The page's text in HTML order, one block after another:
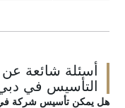
شائعة عن عقد
في دبي
تأسيس شركة في دبي